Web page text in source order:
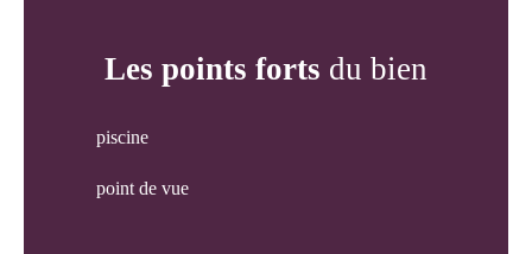
Les points forts du bien
piscine
point de vue